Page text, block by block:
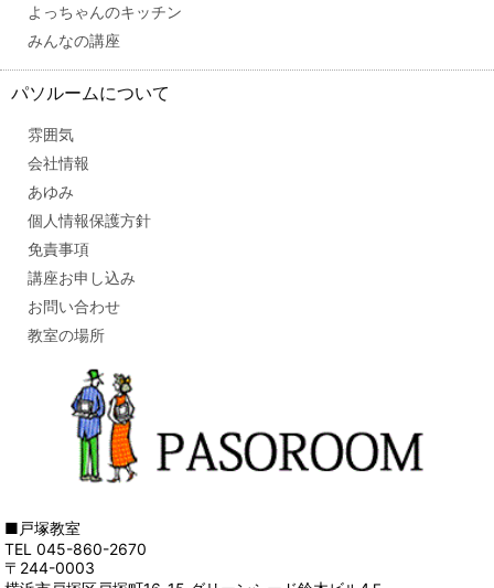
よっちゃんのキッチン
みんなの講座
パソルームについて
雰囲気
会社情報
あゆみ
個人情報保護方針
免責事項
講座お申し込み
お問い合わせ
教室の場所
■戸塚教室
TEL 045-860-2670
〒244-0003